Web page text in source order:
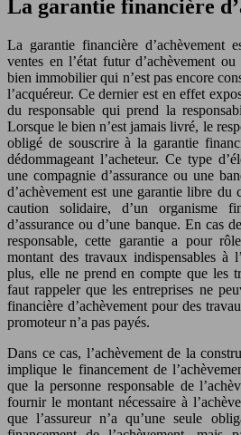
La garantie financière
La garantie financière d’achèvement
ventes en l’état futur d’achèvement
bien immobilier qui n’est pas encore
l’acquéreur. Ce dernier est en effet
du responsable qui prend la
Lorsque le bien n’est jamais livré, le
obligé de souscrire à la garantie
dédommageant l’acheteur. Ce type
une compagnie d’assurance ou une
d’achèvement est une garantie libre du
caution solidaire, d’un organisme
d’assurance ou d’une banque. En cas
responsable, cette garantie a pour
montant des travaux indispensables à
plus, elle ne prend en compte que les
faut rappeler que les entreprises ne
financière d’achèvement pour des
promoteur n’a pas payés.
Dans ce cas, l’achèvement de la
implique le financement de
que la personne responsable de
fournir le montant nécessaire à
que l’assureur n’a qu’une seule